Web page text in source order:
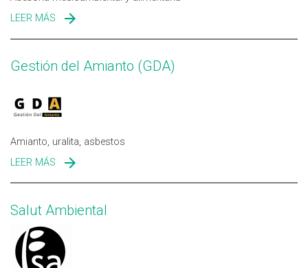
LEER MÁS SOBRE ALTIMIR ASSESSORIA
Gestión del Amianto (GDA)
Amianto, uralita, asbestos
LEER MÁS SOBRE GESTIÓN DEL AMIANTO (GDA)
Salut Ambiental